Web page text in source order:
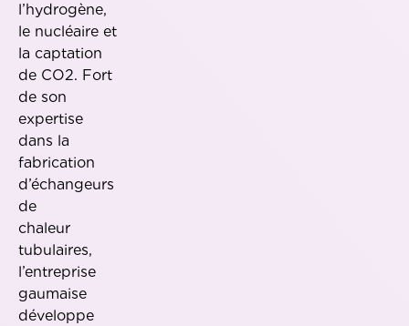
l’hydrogène,
le nucléaire et
la captation
de CO2. Fort
de son
expertise
dans la
fabrication
d’échangeurs
de
chaleur
tubulaires,
l’entreprise
gaumaise
développe